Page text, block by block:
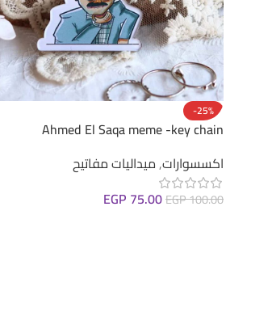
-25%
Ahmed El Saqa meme -key chain
اكسسوارات,ميداليات مفاتيح
EGP100.00
EGP 75.00